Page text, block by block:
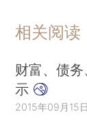
相关阅读
财富、债
示
2015年09月15日